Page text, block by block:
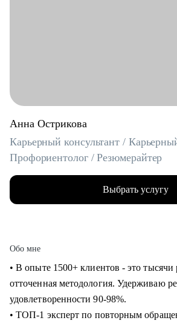
Анна Острикова
Карьерный консультант /
Профориентолог / Резюмерайтер
Выбрать услугу
Обо мне
• В опыте 1500+ клиентов - это
отточенная методология. Удерживаю
удовлетворенности 90-98%.
• ТОП-1 эксперт по повторным